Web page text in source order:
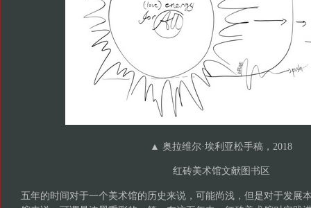
▲ 奥拉维尔·埃利亚松手稿，2018
红砖美术馆文献图书区
五年的时间对于一个美术馆的历史来说，可能尚浅，但是对于发展